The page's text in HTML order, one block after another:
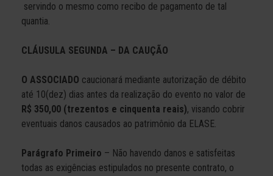
servindo o mesmo como recibo de pagamento de tal
quantia.
CLÁUSULA SEGUNDA – DA CAUÇÃO
O ASSOCIADO caucionará mediante autorização de débito
até 10(dez) dias antes da realização do evento no valor de
R$ 350,00 (trezentos e cinquenta reais), visando cobrir
eventuais danos causados ao patrimônio da ELASE.
Parágrafo Primeiro – Não havendo danos e satisfeitas
todas as exigências estipulados no presente contrato, o